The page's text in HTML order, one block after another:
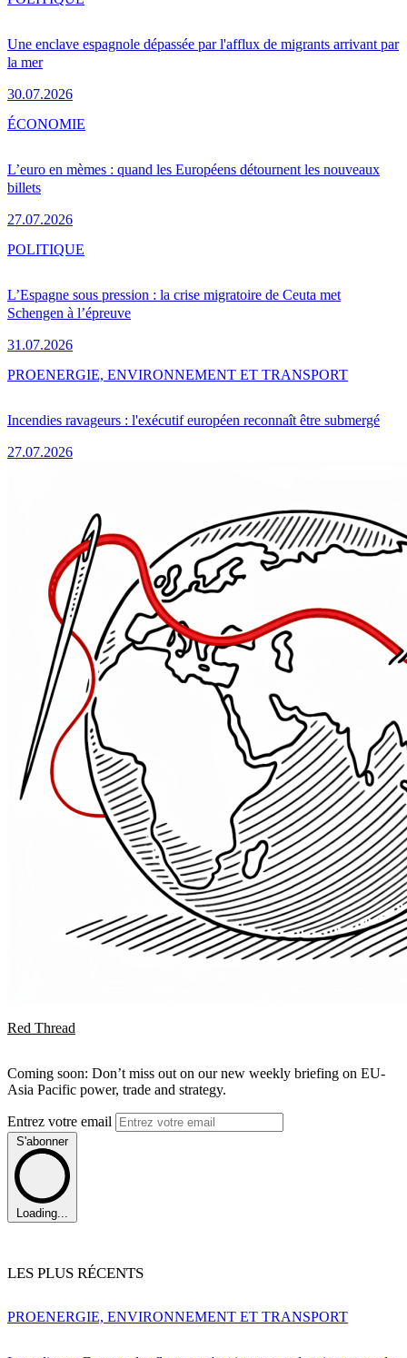
Une enclave espagnole dépassée par l'afflux de migrants arrivant par
la mer
30.07.2026
L’euro en mèmes : quand les Européens détournent les nouveaux
billets
27.07.2026
ÉCONOMIE
L’Espagne sous pression : la crise migratoire de Ceuta met
Schengen à l’épreuve
31.07.2026
POLITIQUE
Incendies ravageurs : l'exécutif européen reconnaît être submergé
27.07.2026
PROENERGIE, ENVIRONNEMENT ET TRANSPORT
Red Thread
Coming soon: Don’t miss out on our new weekly briefing on EU-
Asia Pacific power, trade and strategy.
Entrez votre email
S'abonner
Loading...
LES PLUS RÉCENTS
PROENERGIE, ENVIRONNEMENT ET TRANSPORT